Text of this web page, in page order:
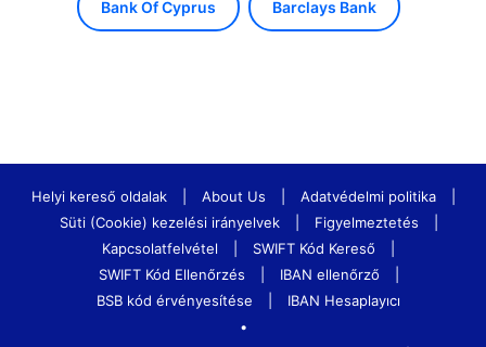
Bank Of Cyprus Barclays Bank
Helyi kereső oldalak About Us Adatvédelmi politika
Süti (Cookie) kezelési irányelvek
Figyelmeztetés
Kapcsolatfelvétel
SWIFT Kód Kereső
SWIFT Kód Ellenőrzés
IBAN ellenőrző
BSB kód érvényesítése
IBAN Hesaplayıcı
•